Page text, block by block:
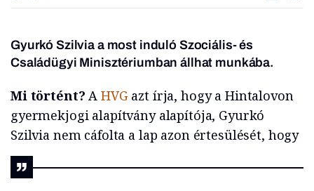
Gyurkó Szilvia a most induló Szociális- és
Családügyi Minisztériumban állhat munkába.
Mi történt? A HVGazt írja, hogy a Hintalovon
gyermekjogi alapítvány alapítója, Gyurkó
Szilvia nem cáfolta a lap azon értesülését, hogy